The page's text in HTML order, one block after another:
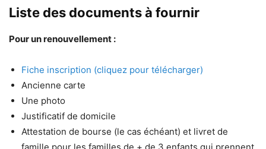
Liste des documents à fournir
Pour un renouvellement :
Fiche inscription (cliquez pour télécharger)
Ancienne carte
Une photo
Justificatif de domicile
Attestation de bourse (le cas échéant) et livret de